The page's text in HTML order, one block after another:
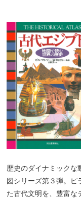
歴史のダイナミックな
図シリーズ第３弾。ピ
た古代文明を、豊富な